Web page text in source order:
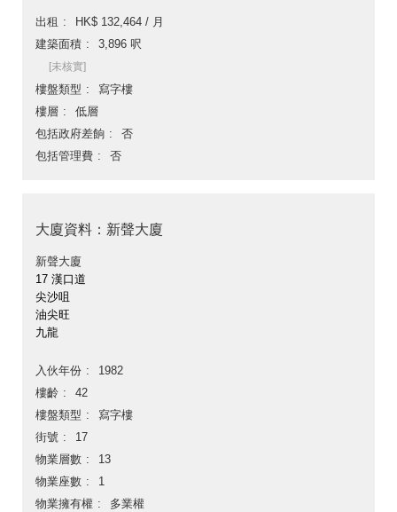
出租
HK$ 132,464 / 月
建築面積
3,896 呎
[未核實]
樓盤類型
寫字樓
樓層
低層
包括政府差餉
否
包括管理費
否
大廈資料：新聲大廈
新聲大廈
17 漢口道
尖沙咀
油尖旺
九龍
入伙年份
1982
樓齡
42
樓盤類型
寫字樓
街號
17
物業層數
13
物業座數
1
物業擁有權
多業權